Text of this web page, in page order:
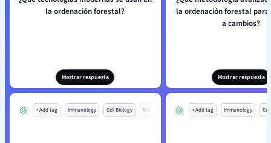
la ordenación forestal?
Mostrar respuesta
la ordenación forestal
a cambios?
Mostrar respuesta
+ Add tag Immunology Cell Biology Mo + Add tag Immunology